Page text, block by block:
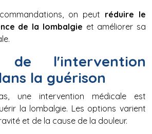
on peut réduire le
de la lombalgie et améliorer sa
l'intervention
la guérison
une intervention médicale est
la lombalgie. Les options varient
et de la cause de la douleur.